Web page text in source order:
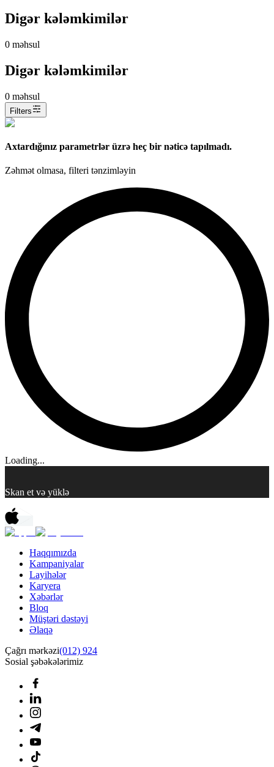
Digər kələmkimilər
0 məhsul
Digər kələmkimilər
0 məhsul
Filters
Axtardığınız parametrlər üzrə heç bir nəticə tapılmadı.
Zəhmət olmasa, filteri tənzimləyin
Loading...
Skan et və yüklə
Haqqımızda
Kampaniyalar
Layihələr
Karyera
Xəbərlər
Bloq
Müştəri dəstəyi
Əlaqə
Çağrı mərkəzi(012) 924
Sosial şəbəkələrimiz